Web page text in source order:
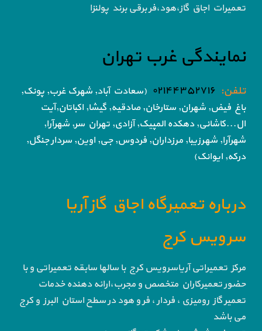
تعمیرات اجاق گاز،هود،فر برقی برند پولنزا
نمایندگی غرب تهران
تلفن: ۰۲۱۴۴۳۵۲۷۱۶ (سعادت آباد, شهرک غرب, پونک,
باغ فیض, شهران, ستارخان, صادقیه, گیشا, اکباتان,آیت
ال...کاشانی, دهکده المپیک, آزادی, تهران سر, شهرآرا,
شهرآرا, شهرزیبا, مرزداران, فردوس, جی, اوین, سردار جنگل,
درکه, ایوانک)
درباره تعمیرگاه اجاق گاز آریا
سرویس کرج
مرکز تعمیراتی آریاسرویس کرج با سالها سابقه تعمیراتی و با
حضور تعمیرکاران متخصص و مجرب،ارائه دهنده خدمات
تعمیر گاز رومیزی ، فردار ، فر و هود در سطح استان البرز و کرج
می باشد